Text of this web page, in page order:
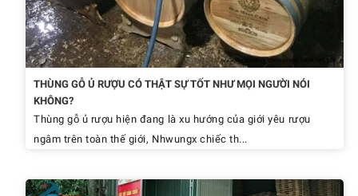
THÙNG GỖ Ủ RƯỢU CÓ THẬT SỰ TỐT NHƯ MỌI NGƯỜI NÓI
KHÔNG?
Thùng gỗ ủ rượu hiện đang là xu hướng của giới yêu rượu
ngâm trên toàn thế giới, Nhwungx chiếc th...